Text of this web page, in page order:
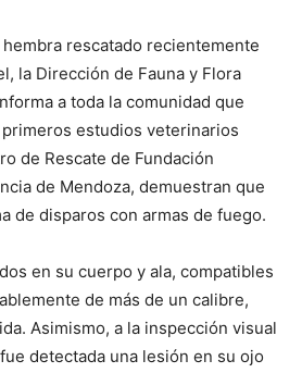
rescatado recientemente
la Dirección de Fauna y Flora
a toda la comunidad que
estudios veterinarios
de Rescate de Fundación
de Mendoza, demuestran que
de disparos con armas de fuego.
en su cuerpo y ala, compatibles
de más de un calibre,
Asimismo, a la inspección visual
detectada una lesión en su ojo